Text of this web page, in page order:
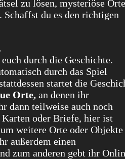
zu lösen, mysteriöse Orte
du es den richtigen
durch die Geschichte.
durch das Spiel
startet die
Orte, an denen ihr
dann teilweise auch noch
oder Briefe, hier ist
weitere Orte oder Objekte
außerdem einen
zum anderen gebt ihr